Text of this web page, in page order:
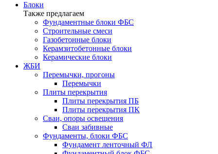
Блоки
Также предлагаем
Фундаментные блоки ФБС
Строительные смеси
Газобетонные блоки
Керамзитобетонные блоки
Керамические блоки
ЖБИ
Перемычки, прогоны
Перемычки
Плиты перекрытия
Плиты перекрытия ПБ
Плиты перекрытия ПК
Сваи, опоры освещения
Сваи забивные
Фундаменты, блоки ФБС
Фундамент ленточный ФЛ